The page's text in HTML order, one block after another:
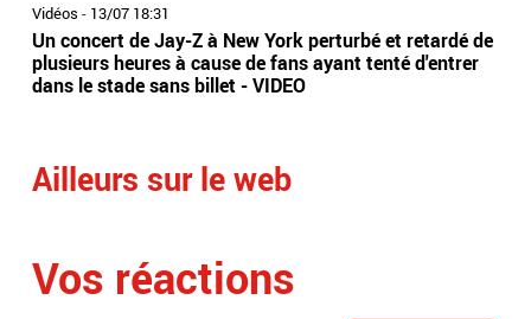
Vidéos - 13/07 18:31
Un concert de Jay-Z à New York perturbé et retardé de
plusieurs heures à cause de fans ayant tenté d'entrer
dans le stade sans billet - VIDEO
Ailleurs sur le web
Vos réactions